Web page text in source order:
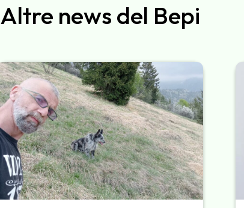
Altre news del Bepi